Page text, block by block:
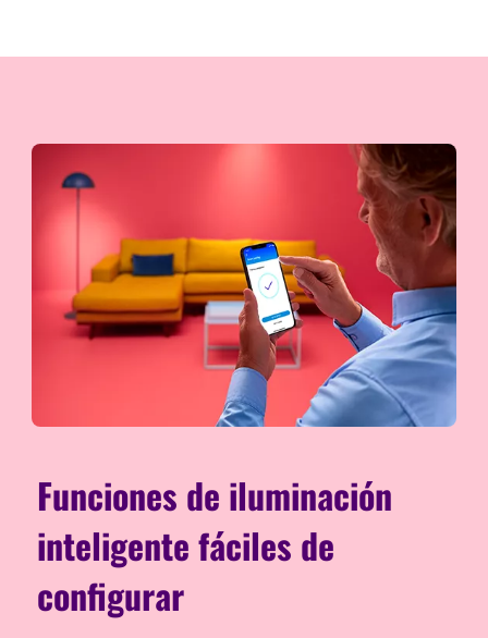
Funciones de iluminación
inteligente fáciles de
configurar